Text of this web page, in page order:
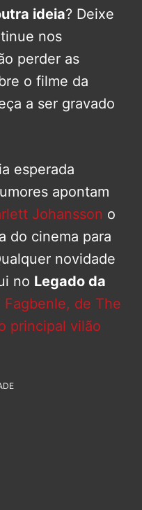
ideia? Deixe
nos
perder as
o filme da
a ser gravado
esperada
apontam
Johansson o
do cinema para
novidade
no Legado da
Fagbenle, de The
principal vilão